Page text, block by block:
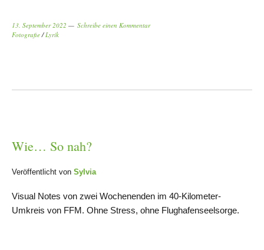
13. September 2022
Schreibe einen Kommentar
Fotografie / Lyrik
Wie… So nah?
Veröffentlicht von Sylvia
Visual Notes von zwei Wochenenden im 40-Kilometer-
Umkreis von FFM. Ohne Stress, ohne Flughafenseelsorge.